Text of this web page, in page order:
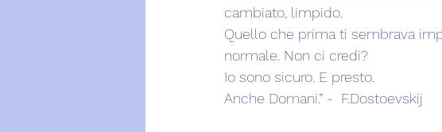
cambiato, limpido.
Quello che prima ti sembrava
normale. Non ci credi?
Io sono sicuro. E presto.
Anche Domani.” -  F.Dostoevskij